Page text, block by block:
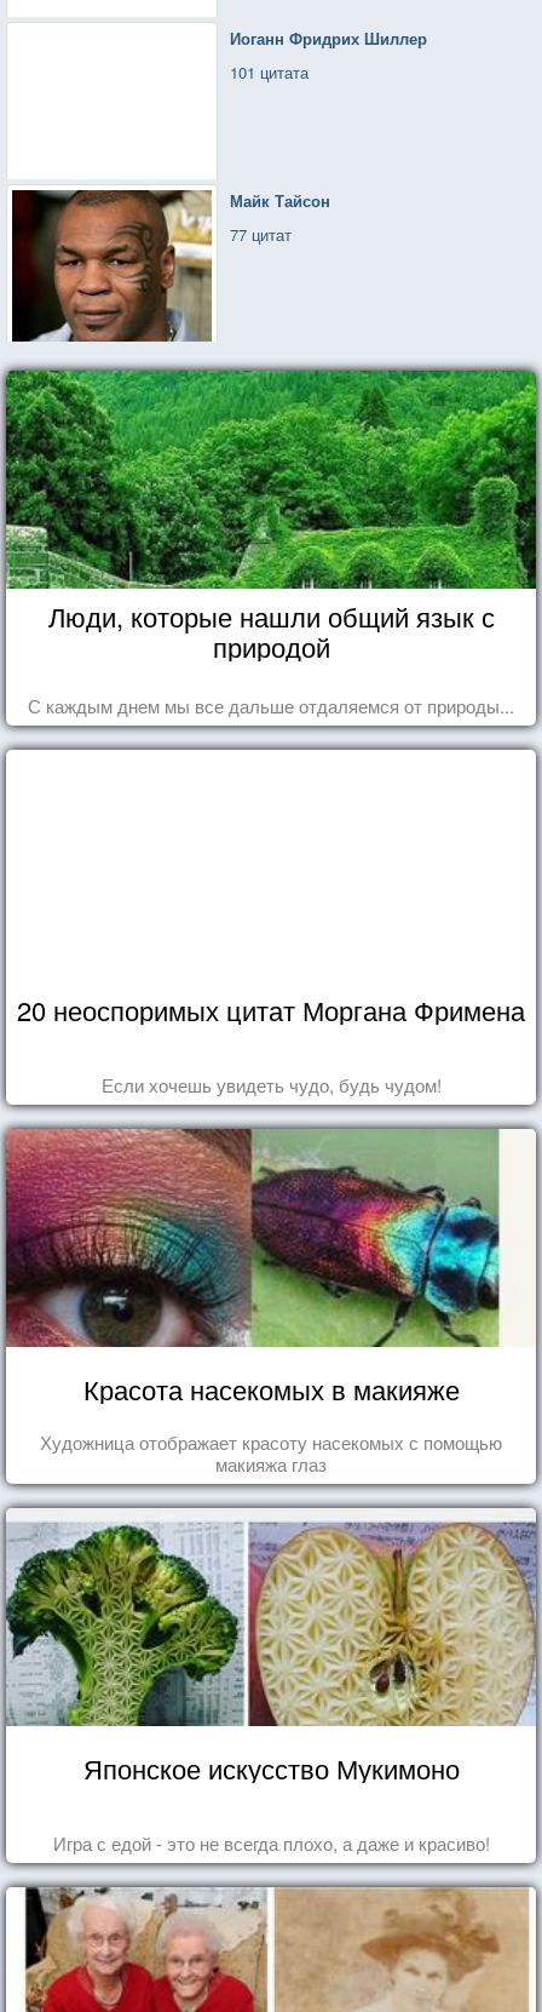
Иоганн Фридрих Шиллер
101 цитата
Майк Тайсон
77 цитат
Люди, которые нашли общий язык с
природой
С каждым днем мы все дальше отдаляемся от природы...
20 неоспоримых цитат Моргана Фримена
Если хочешь увидеть чудо, будь чудом!
Красота насекомых в макияже
Художница отображает красоту насекомых с помощью
макияжа глаз
Японское искусство Мукимоно
Игра с едой - это не всегда плохо, а даже и красиво!